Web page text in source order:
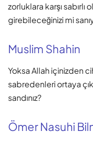
zorluklara karşı
girebileceğinizi mi
Muslim Shahin
Yoksa Allah içinizden
sabredenleri ortaya
sandınız?
Ömer Nasuhi